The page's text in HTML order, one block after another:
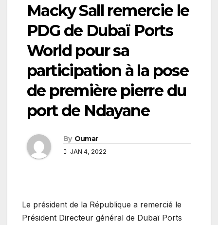
Macky Sall remercie le
PDG de Dubaï Ports
World pour sa
participation à la pose
de première pierre du
port de Ndayane
By Oumar
JAN 4, 2022
Le président de la République a remercié le
Président Directeur général de Dubaï Ports